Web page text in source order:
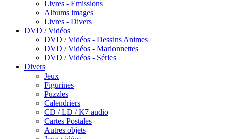
Livres - Emissions
Albums images
Livres - Divers
DVD / Vidéos
DVD / Vidéos - Dessins Animes
DVD / Vidéos - Marionnettes
DVD / Vidéos - Séries
Divers
Jeux
Figurines
Puzzles
Calendriers
CD / LD / K7 audio
Cartes Postales
Autres objets